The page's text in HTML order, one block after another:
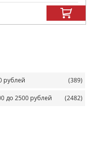
рублей (389)
до 2500 рублей (2482)